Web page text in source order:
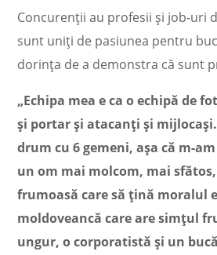
Concurenții au profesii și job-uri
sunt uniți de pasiunea pentru
dorința de a demonstra că sunt
„Echipa mea e ca o echipă de
și portar și atacanți și
drum cu 6 gemeni, așa că m-
un om mai molcom, mai
frumoasă care să țină moralul
moldoveancă care are simțul
ungur, o corporatistă și un